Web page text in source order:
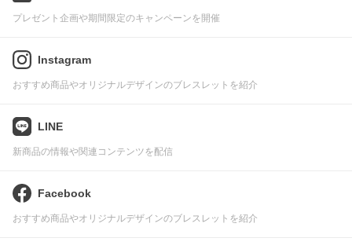
プレゼント企画や期間限定のキャンペーンを開催
Instagram
おすすめ商品やオリジナルデザインのブレスレットを紹介
LINE
新商品の情報や関連コンテンツを配信
Facebook
おすすめ商品やオリジナルデザインのブレスレットを紹介